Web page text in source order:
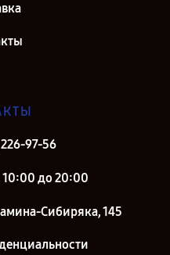
97-56
10:00 до 20:00
Сибиряка, 145